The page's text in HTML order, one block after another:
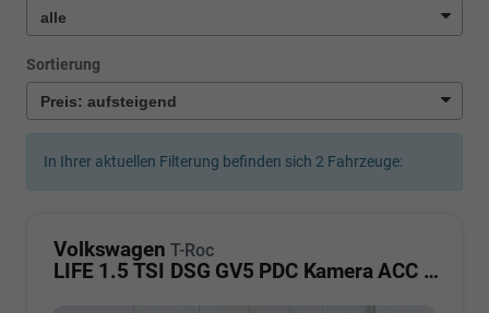
Sortierung
In Ihrer aktuellen Filterung befinden sich 2 Fahrzeuge:
Volkswagen T-Roc
LIFE 1.5 TSI DSG GV5 PDC Kamera ACC LED Sunset